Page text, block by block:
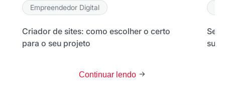
Empreendedor Digital
Criador de sites: como escolher o certo
para o seu projeto
Continuar lendo
Seu
sua